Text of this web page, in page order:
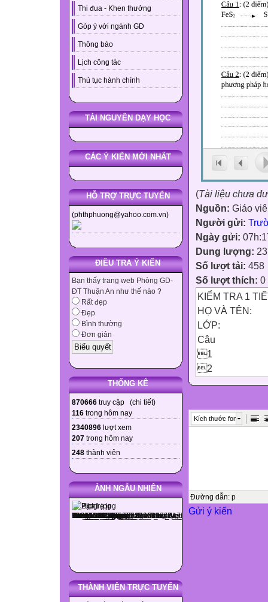
Thi đua - Khen thưởng
Góp ý với ngành GD
Thông báo
Lịch công tác
Thủ tục hành chính
TÀI NGUYÊN DẠY HỌC
CÁC Ý KIẾN MỚI NHẤT
HỖ TRỢ TRỰC TUYẾN
(phthphuong@yahoo.com.vn)
ĐIỀU TRA Ý KIẾN
Bạn thấy trang web Phòng GD-
ĐT Thuận An như thế nào ?
Rất đẹp
Đẹp
Bình thường
Đơn giản
THỐNG KÊ
870666 truy cập (chi tiết)
116 trong hôm nay
2340896 lượt xem
207 trong hôm nay
248 thành viên
ẢNH NGẪU NHIÊN
THÀNH VIÊN TRỰC TUYẾN
(Tài liệu chưa
Nguồn: Giáo
Người gửi:
Ngày gửi:
Dung lượng:
Số lượt tải: 458
Số lượt thích: 0
KIỂM TRA 1
HỌ VÀ TÊN:
LỚP:
Câu
1
2
3
5
6


Kích thước font
Đường dẫn: p
Gửi ý kiến